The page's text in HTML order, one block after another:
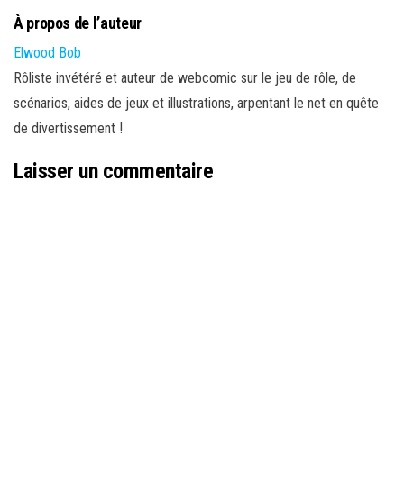
À propos de l’auteur
Elwood Bob
Rôliste invétéré et auteur de webcomic sur le jeu de rôle, de
scénarios, aides de jeux et illustrations, arpentant le net en quête
de divertissement !
Laisser un commentaire